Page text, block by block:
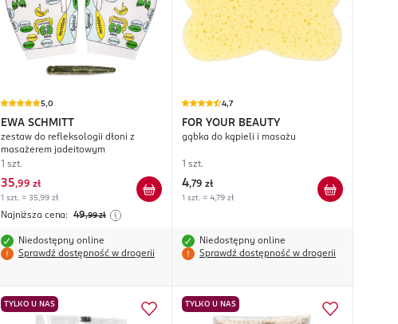
5,0
EWA SCHMITT
zestaw do refleksologii dłoni z
masażerem jadeitowym
1 szt.
35,99 zł
1 szt. = 35,99 zł
Najniższa cena: 49,99 zł
Niedostępny online
Sprawdź dostępność w drogerii
4,7
FOR YOUR BEAUTY
gąbka do kąpieli i masażu
1 szt.
4,79 zł
1 szt. = 4,79 zł
Niedostępny online
Sprawdź dostępność w drogerii
TYLKO U NAS TYLKO U NAS